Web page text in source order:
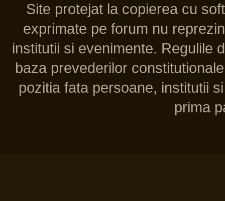
Site protejat la copierea cu
exprimate pe forum nu
institutii si evenimente. Regulile
baza prevederilor
pozitia fata persoane, institutii
prima